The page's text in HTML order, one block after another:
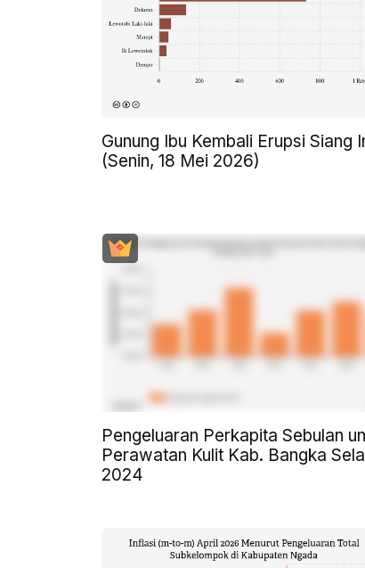
Gunung Ibu Kembali Erupsi Siang
(Senin, 18 Mei 2026)
Pengeluaran Perkapita Sebulan
Perawatan Kulit Kab. Bangka
2024